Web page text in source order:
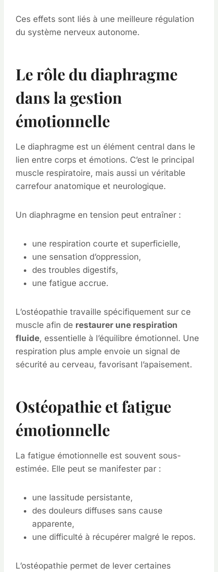
Ces effets sont liés à une meilleure régulation
du système nerveux autonome.
Le rôle du diaphragme
dans la gestion
émotionnelle
Le diaphragme est un élément central dans le
lien entre corps et émotions. C’est le principal
muscle respiratoire, mais aussi un véritable
carrefour anatomique et neurologique.
Un diaphragme en tension peut entraîner :
une respiration courte et superficielle,
une sensation d’oppression,
des troubles digestifs,
une fatigue accrue.
L’ostéopathie travaille spécifiquement sur ce
muscle afin de restaurer une respiration
fluide, essentielle à l’équilibre émotionnel. Une
respiration plus ample envoie un signal de
sécurité au cerveau, favorisant l’apaisement.
Ostéopathie et fatigue
émotionnelle
La fatigue émotionnelle est souvent sous-
estimée. Elle peut se manifester par :
une lassitude persistante,
des douleurs diffuses sans cause
apparente,
une difficulté à récupérer malgré le repos.
L’ostéopathie permet de lever certaines